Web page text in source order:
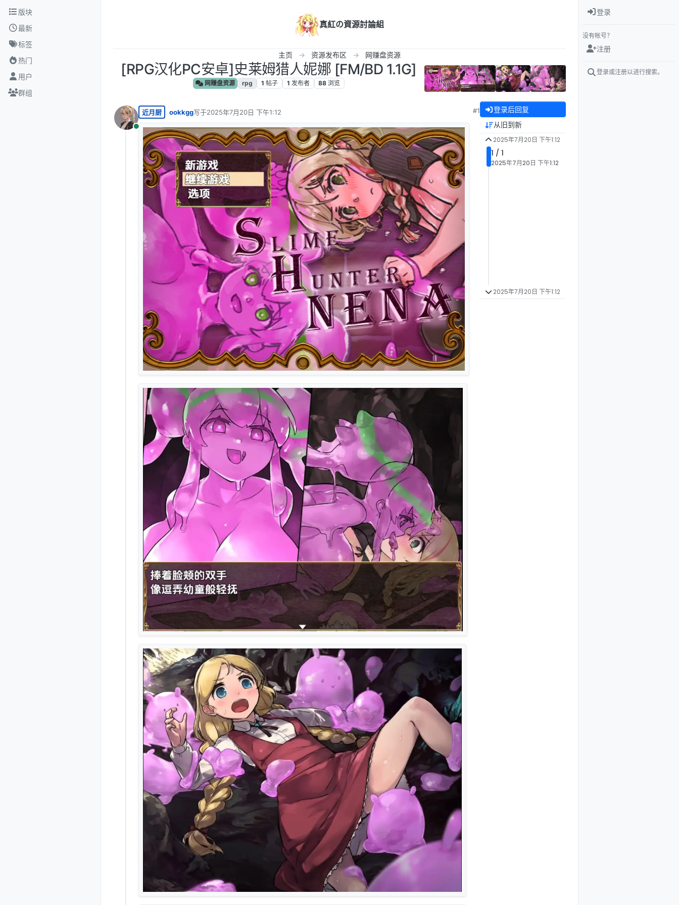
跳转至内容
版块
最新
标签
热门
用户
群组
真紅の資源討論組
主页 资源发布区 网赚盘资源
[RPG汉化PC安卓]史莱姆猎人妮娜 [FM/BD 1.1G]
网赚盘资源 rpg 1 帖子 1 发布者 88 浏览
在线
近月厨 ookkgg写于2025年7月20日 下午1:12
最后由 编辑
#1 登录后回复
从旧到新
2025年7月20日 下午1:12
1 / 1
2025年7月20日 下午1:12
2025年7月20日 下午1:12
登录
没有帐号？
注册
登录或注册以进行搜索。